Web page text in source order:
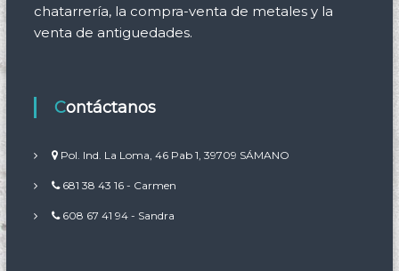
chatarrería, la compra-venta de metales y la
venta de antiguedades.
Contáctanos
Pol. Ind. La Loma, 46 Pab 1, 39709 SÁMANO
681 38 43 16 - Carmen
608 67 41 94 - Sandra